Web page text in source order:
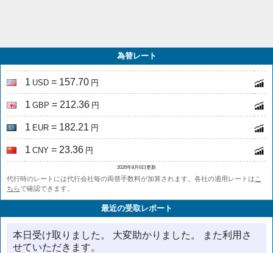
為替レート
1 USD = 157.70 円
1 GBP = 212.36 円
1 EUR = 182.21 円
1 CNY = 23.36 円
2026年8月6日更新
代行時のレートには代行会社毎の両替手数料が加算されます。各社の適用レートは こ
ちらで確認できます。
最近の受取レポート
本日受け取りました。 大変助かりました。 また利用さ
せていただきます。